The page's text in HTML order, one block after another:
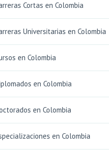
Cortas en Colombia
Universitarias en Colombia
en Colombia
en Colombia
en Colombia
en Colombia